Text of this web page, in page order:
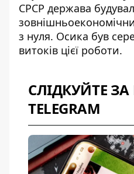
СРСР держава
з нуля. Осика був
витоків цієї роботи.
СЛІДКУЙТЕ
TELEGRAM